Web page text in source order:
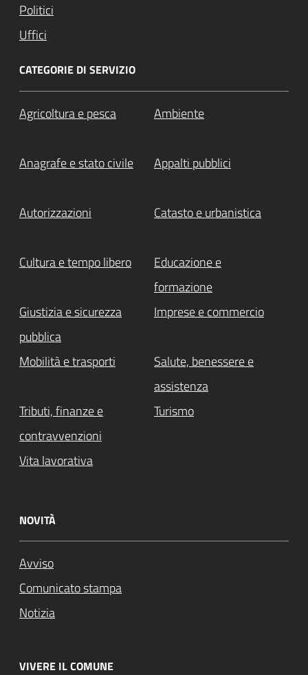
Politici
Uffici
CATEGORIE DI SERVIZIO
Agricoltura e pesca Ambiente
Anagrafe e stato civile Appalti pubblici
Autorizzazioni Catasto e urbanistica
Cultura e tempo libero
Educazione e
formazione
Giustizia e sicurezza
pubblica
Imprese e commercio
Mobilità e trasporti
Salute, benessere e
assistenza
Tributi, finanze e
contravvenzioni
Turismo
Vita lavorativa
NOVITÀ
Avviso
Comunicato stampa
Notizia
VIVERE IL COMUNE